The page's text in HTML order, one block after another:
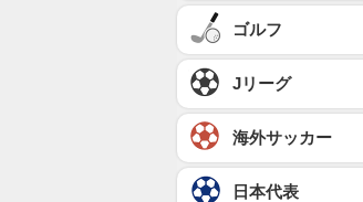
ゴルフ
Jリーグ
海外サッカー
日本代表